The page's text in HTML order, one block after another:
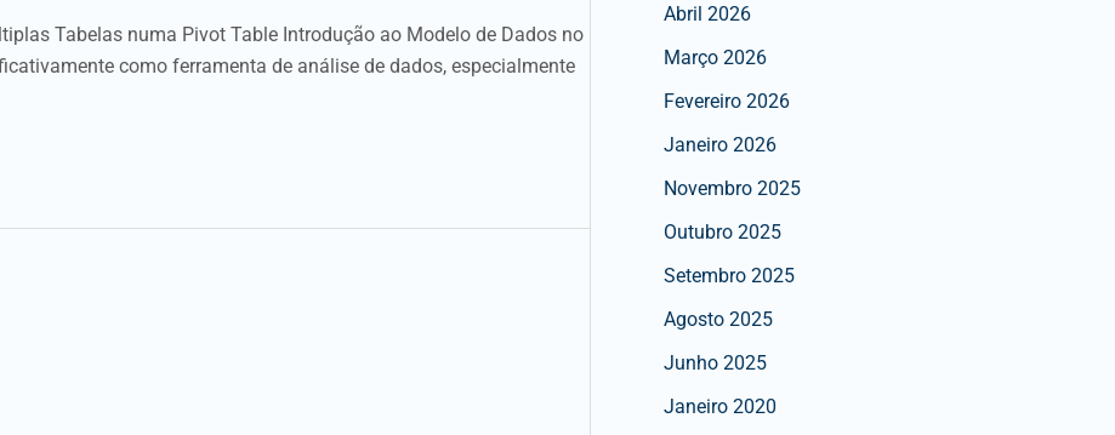
Tabelas numa Pivot Table Introdução ao Modelo de Dados no
como ferramenta de análise de dados, especialmente
Abril 2026
Março 2026
Fevereiro 2026
Janeiro 2026
Novembro 2025
Outubro 2025
Setembro 2025
Agosto 2025
Junho 2025
Janeiro 2020